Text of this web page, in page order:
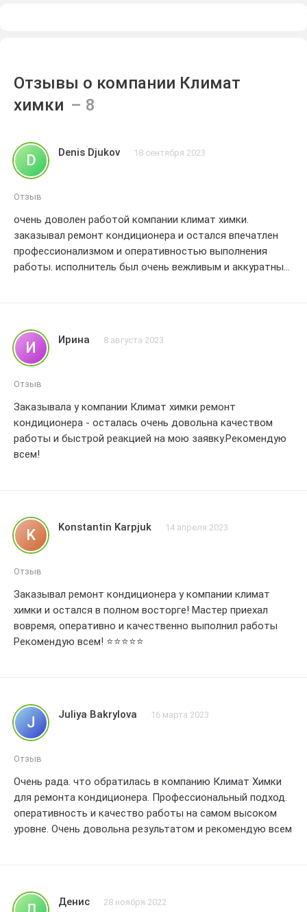
Отзывы о компании Климат
химки
D Denis Djukov 18 сентября 2023
Отзыв
очень доволен работой компании климат химки.
заказывал ремонт кондиционера и остался впечатлен
профессионализмом и оперативностью выполнения
работы. исполнитель был очень вежливым и аккуратным,
всем без сомнений!
И Ирина 8 августа 2023
Отзыв
Заказывала у компании Климат химки ремонт
кондиционера - осталась очень довольна качеством
работы и быстрой реакцией на мою заявку.Рекомендую
всем!
K Konstantin Karpjuk 14 апреля 2023
Отзыв
Заказывал ремонт кондиционера у компании климат
химки и остался в полном восторге! Мастер приехал
вовремя, оперативно и качественно выполнил работы
Рекомендую всем! ⭐⭐⭐⭐⭐
J Juliya Bakrylova 16 марта 2023
Отзыв
Очень рада. что обратилась в компанию Климат Химки
для ремонта кондиционера. Профессиональный подход.
оперативность и качество работы на самом высоком
уровне. Очень довольна результатом и рекомендую всем
Денис 28 ноября 2022